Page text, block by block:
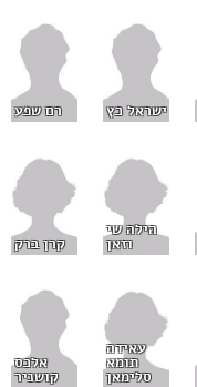
ישראל כץ רם שפע
הילה שי
וזאן קרן ברק
עאידה
תומא
סלימאן
אלכס
קושניר